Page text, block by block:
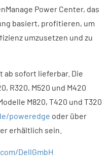
Power Center, das
basiert, profitieren, um
umzusetzen und zu
ab sofort lieferbar. Die
R320, M520 und M420
M820, T420 und T320
poweredge oder über
erhältlich sein.
DellGmbH